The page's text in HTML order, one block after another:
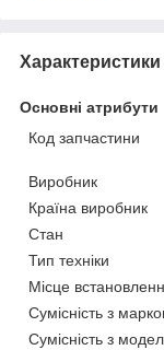
Характеристики
Основні атрибути
Код запчастини
Виробник
Країна виробник
Стан
Тип техніки
Місце
Сумісність з
Сумісність з